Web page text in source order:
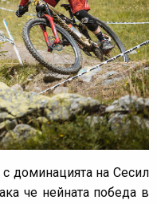
доминацията на Сесил
че нейната победа в